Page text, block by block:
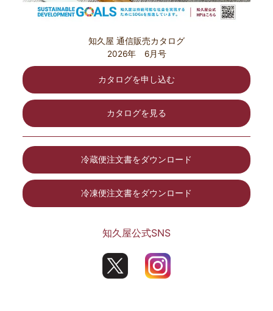
知久屋 通信販売カタログ
2026年 6月号
カタログを申し込む
カタログを見る
冷蔵便注文書をダウンロード
冷凍便注文書をダウンロード
知久屋公式SNS